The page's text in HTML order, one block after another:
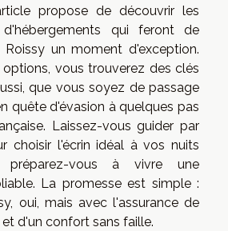
propose de découvrir les
qui feront de
un moment d'exception.
options, vous trouverez des clés
que vous soyez de passage
quête d'évasion à quelques pas
Laissez-vous guider par
choisir l'écrin idéal à vos nuits
préparez-vous à vivre une
La promesse est simple :
oui, mais avec l'assurance de
d'un confort sans faille.